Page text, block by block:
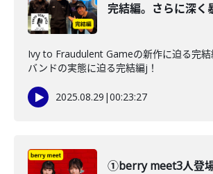
完結編。さらに深く
Ivy to Fraudulent Gameの新作に迫る完結
バンドの実態に迫る完結編j！
2025.08.29 |00:23:27
①berry meet3人登